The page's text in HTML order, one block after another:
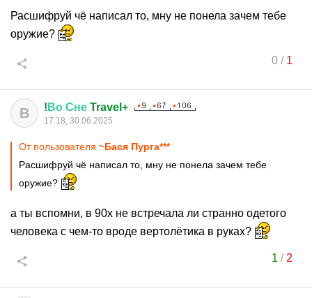
Расшифруй чё написал то, мну не понела зачем тебе
оружие?
0/ 1
В ! Во Сне Travel+
17:18, 30.06.2025
От пользователя ~Бася Пурга***
Расшифруй чё написал то, мну не понела зачем тебе
оружие?
а ты вспомни, в 90х не встречала ли странно одетого
человека с чем-то вроде вертолётика в руках?
1 / 2